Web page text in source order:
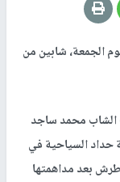
الجمعة، شابين من
الشاب محمد ساجد
السياحية في
بعد مداهمتها